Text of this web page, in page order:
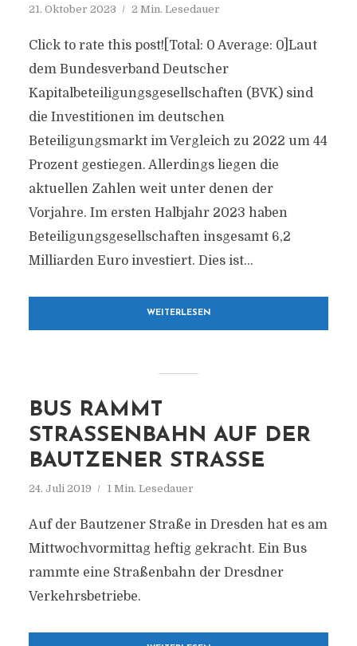
21. Oktober 2023 2 Min. Lesedauer
Click to rate this post![Total: 0 Average: 0]Laut
dem Bundesverband Deutscher
Kapitalbeteiligungsgesellschaften (BVK) sind
die Investitionen im deutschen
Beteiligungsmarkt im Vergleich zu 2022 um 44
Prozent gestiegen. Allerdings liegen die
aktuellen Zahlen weit unter denen der
Vorjahre. Im ersten Halbjahr 2023 haben
Beteiligungsgesellschaften insgesamt 6,2
Milliarden Euro investiert. Dies ist...
WEITERLESEN
BUS RAMMT
STRASSENBAHN AUF DER B
AUTZENER STRASSE
24. Juli 2019 1 Min. Lesedauer
Auf der Bautzener Straße in Dresden hat es am
Mittwochvormittag heftig gekracht. Ein Bus
rammte eine Straßenbahn der Dresdner
Verkehrsbetriebe.